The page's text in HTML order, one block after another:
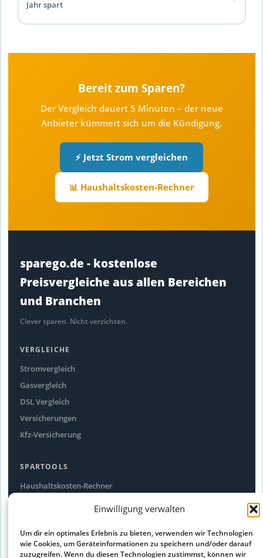
Einwilligung verwalten
Um dir ein optimales Erlebnis zu bieten, verwenden wir Technologien
wie Cookies, um Geräteinformationen zu speichern und/oder darauf
zuzugreifen. Wenn du diesen Technologien zustimmst, können wir
Jahr spart
Bereit zum Sparen?
Der Vergleich dauert 5 Minuten – der neue
Anbieter kümmert sich um die Kündigung.
⚡ Jetzt Strom vergleichen
📊 Haushaltskosten-Rechner
sparego.de - kostenlose
Preisvergleiche aus allen Bereichen
und Branchen
Clever sparen. Nicht verzichten.
VERGLEICHE
Stromvergleich
Gasvergleich
DSL Vergleich
Versicherungen
Kfz-Versicherung
SPARTOOLS
Haushaltskosten-Rechner
Alle Spartipps